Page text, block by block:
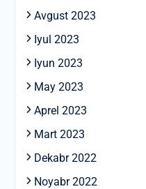
Avgust 2023
Iyul 2023
Iyun 2023
May 2023
Aprel 2023
Mart 2023
Dekabr 2022
Noyabr 2022